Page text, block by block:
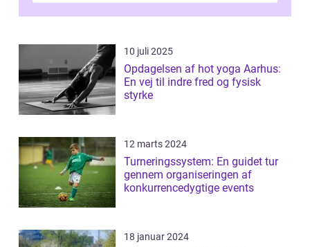
10 juli 2025
Opdagelsen af hot yoga Aarhus:
En vej til indre fred og fysisk
styrke
12 marts 2024
Turneringssystem: En guidet tur
gennem organiseringen af
konkurrencedygtige events
18 januar 2024